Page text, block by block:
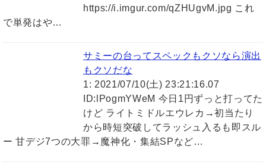
https://i.imgur.com/qZHUgvM.jpg これ
で単発はや…
サミーの台ってスペックもクソなら演出
もクソだな
1: 2021/07/10(土) 23:21:16.07
ID:lPogmYWeM 今日1円ずっと打ってた
けど ライトミドルエウレカ→初当たり
から時短突破してラッシュ入るも即スル
ー 甘デジ7つの大罪→魔神化・集結SPなど…